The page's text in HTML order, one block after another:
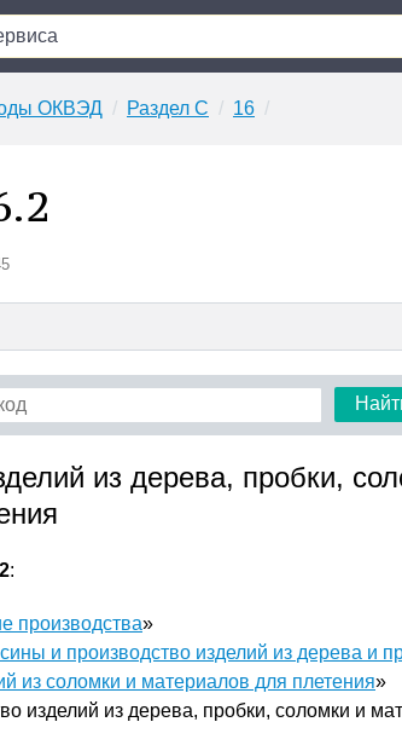
ОКВЭД Раздел C 16
из дерева, пробки,
:
производства»
и производство изделий из дерева и
из соломки и материалов для плетения»
изделий из дерева, пробки, соломки и